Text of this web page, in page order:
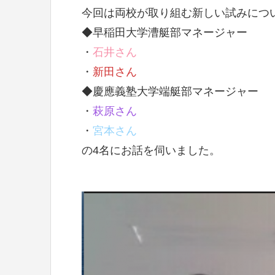
今回は両校が取り組む新しい試みにつ
◆早稲田大学漕艇部マネージャー
・ 石井さん
・ 新田さん
◆慶應義塾大学端艇部マネージャー
・ 萩原さん
・ 宮本さん
の4名にお話を伺いました。